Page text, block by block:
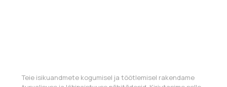
Teie isikuandmete kogumisel ja töötlemisel rakendame